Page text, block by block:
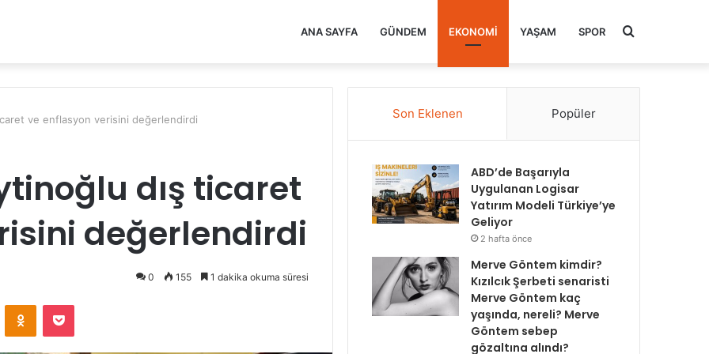
ANA SAYFA GÜNDEM EKONOMI YAŞAM SPOR Arama
ve enflasyon verisini değerlendirdi
dış ticaret
değerlendirdi
0 155 1 dakika okuma süresi
Odnoklassniki
Pocket
Son Eklenen Popüler
ABD’de Başarıyla
Uygulanan Logisar
Yatırım Modeli Türkiye’ye
Geliyor
2 hafta önce
Merve Göntem kimdir?
Kızılcık Şerbeti senaristi
Merve Göntem kaç
yaşında, nereli? Merve
Göntem sebep
gözaltına alındı?